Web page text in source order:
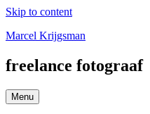
Skip to content
Marcel Krijgsman
freelance fotograaf
Menu